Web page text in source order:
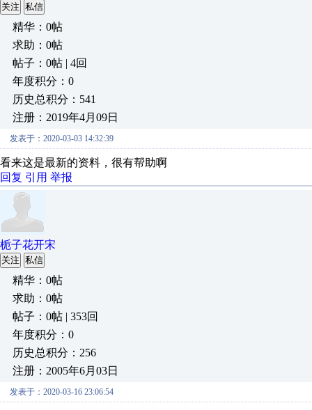
关注 私信
精华：0帖
求助：0帖
帖子：0帖 | 4回
年度积分：0
历史总积分：541
注册：2019年4月09日
发表于：2020-03-03 14:32:39
看来这是最新的资料，很有帮助啊
回复 引用 举报
栀子花开宋
关注 私信
精华：0帖
求助：0帖
帖子：0帖 | 353回
年度积分：0
历史总积分：256
注册：2005年6月03日
发表于：2020-03-16 23:06:54